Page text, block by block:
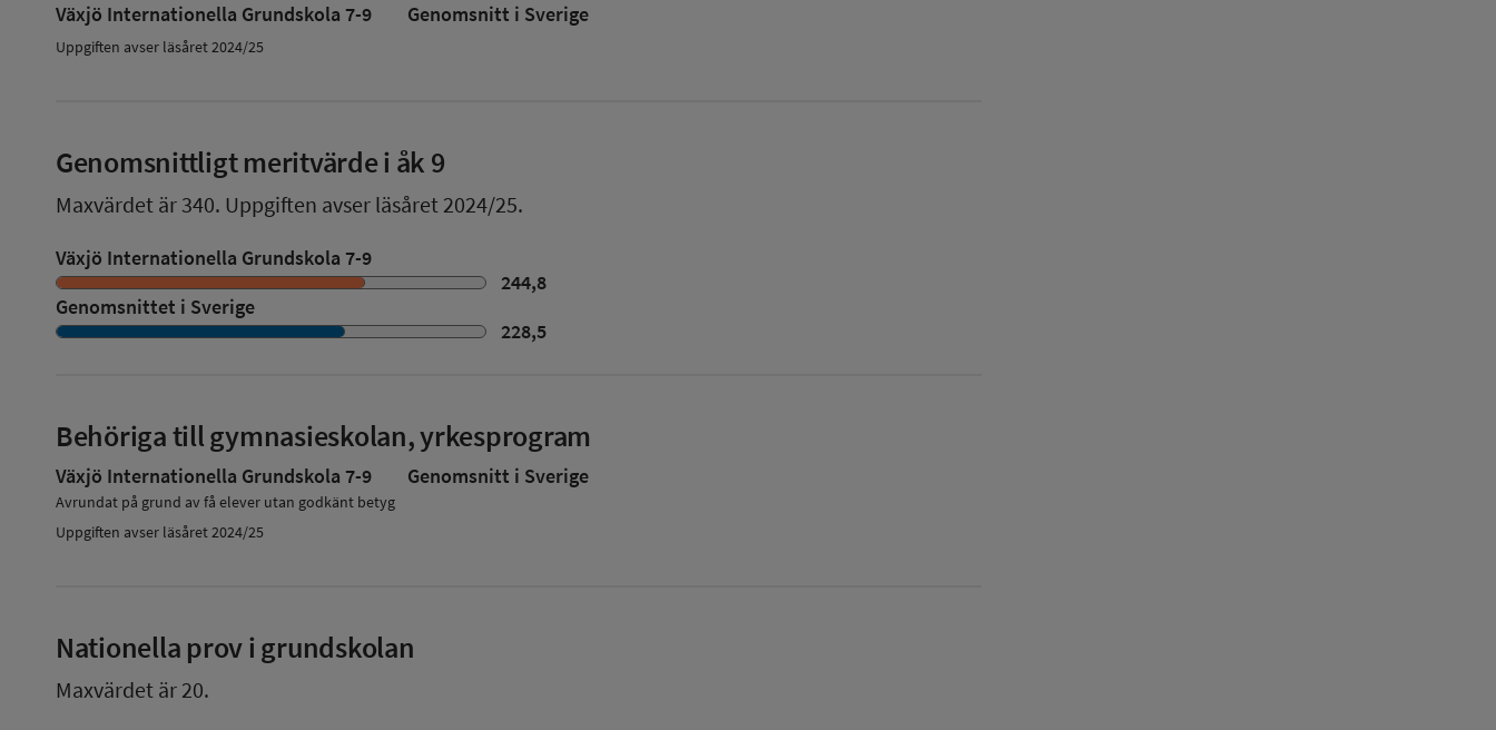
Växjö Internationella Grundskola 7-9 Genomsnitt i Sverige
Uppgiften avser läsåret 2024/25
Genomsnittligt meritvärde i åk 9
Maxvärdet är 340. Uppgiften avser läsåret 2024/25.
Växjö Internationella Grundskola 7-9
244,8
Genomsnittet i Sverige
228,5
Behöriga till gymnasieskolan, yrkesprogram
Växjö Internationella Grundskola 7-9
Avrundat på grund av få elever utan godkänt betyg
Genomsnitt i Sverige
Uppgiften avser läsåret 2024/25
Nationella prov i grundskolan
Maxvärdet är 20.